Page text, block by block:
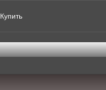
Купить